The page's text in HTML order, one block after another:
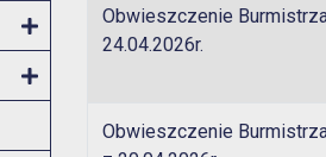
Obwieszczenie
24.04.2026r.
Obwieszczenie